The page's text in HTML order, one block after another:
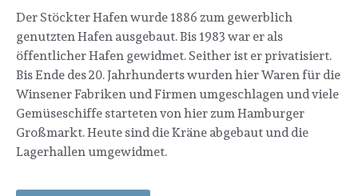
Der Stöckter Hafen wurde 1886 zum gewerblich
genutzten Hafen ausgebaut. Bis 1983 war er als
öffentlicher Hafen gewidmet. Seither ist er privatisiert.
Bis Ende des 20. Jahrhunderts wurden hier Waren für die
Winsener Fabriken und Firmen umgeschlagen und viele
Gemüseschiffe starteten von hier zum Hamburger
Großmarkt. Heute sind die Kräne abgebaut und die
Lagerhallen umgewidmet.